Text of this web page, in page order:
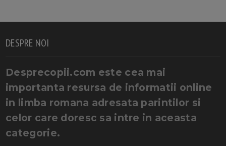
DESPRE NOI
Desprecopii.com este cea mai
importanta resursa de informatii online
in limba romana adresata parintilor si
celor care doresc sa intre in aceasta
categorie.